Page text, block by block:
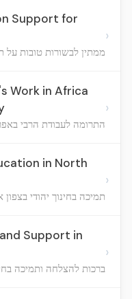
Support for
ממתין לבשורות טובות על
›
Work in Africa
התרומה לעבודת הרבי
›
in North
תמיכה בחינוך יהודי בצפון
›
Support in
ברכות להצלחה ותמיכה
›